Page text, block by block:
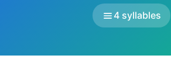
4 syllables